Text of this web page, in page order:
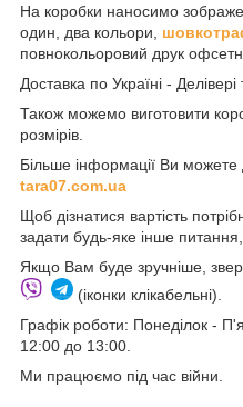
На коробки наносимо
один, два кольори,
повнокольоровий друк
Доставка по Україні -
Також можемо виготовити
розмірів.
Більше інформації Ви можете
tara07.com.ua
Щоб дізнатися вартість
задати будь-яке інше питання,
Якщо Вам буде зручніше,
(іконки клікабельні).
Графік роботи: Понеділок -
12:00 до 13:00.
Ми працюємо під час війни.